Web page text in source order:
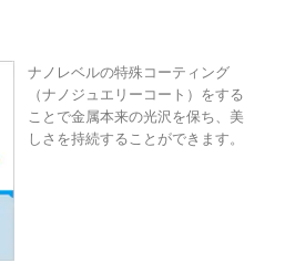
ナノレベルの特殊コーティング
（ナノジュエリーコート）をする
ことで金属本来の光沢を保ち、美
しさを持続することができます。